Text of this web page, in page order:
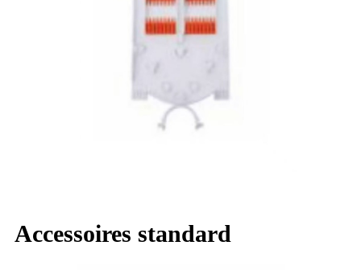
Accessoires standard